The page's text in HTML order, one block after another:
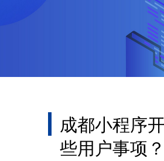
成都小程序
些用户事项？